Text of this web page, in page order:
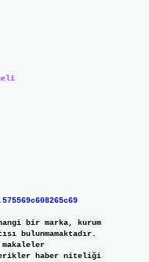
bir marka, kurum
bulunmamaktadır.
haber niteliği